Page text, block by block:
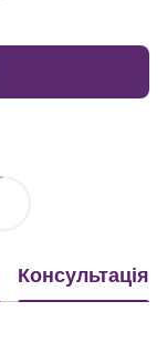
Консультація